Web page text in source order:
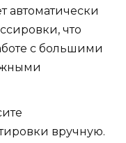
автоматически
что
с большими
вручную.